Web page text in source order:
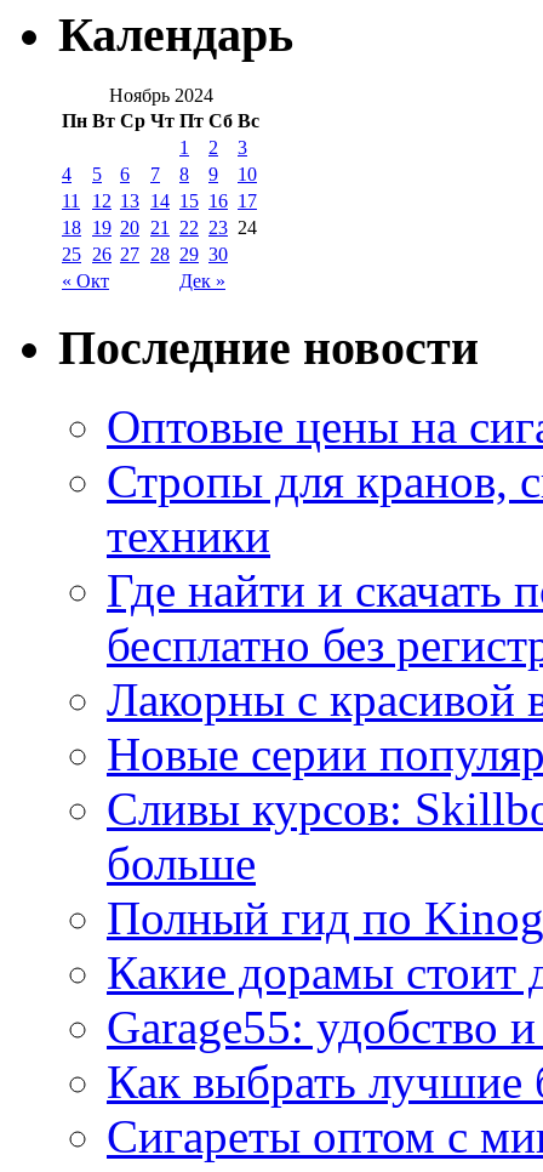
Календарь
Ноябрь 2024
Пн Вт Ср Чт Пт Сб Вс
« Окт Дек »
1 2
3
4
5 6 7 8 9
10
11
12 13 14 15 16 17
18 19 20 21 22 23 24
25 26 27 28 29 30
Последние новости
Оптовые цены на
Стропы для кранов,
техники
Где найти и
бесплатно без
Лакорны с красивой
Новые серии
Сливы курсов:
больше
Полный гид по
Какие дорамы стоит
Garage55: удобство
Как выбрать
Сигареты оптом с